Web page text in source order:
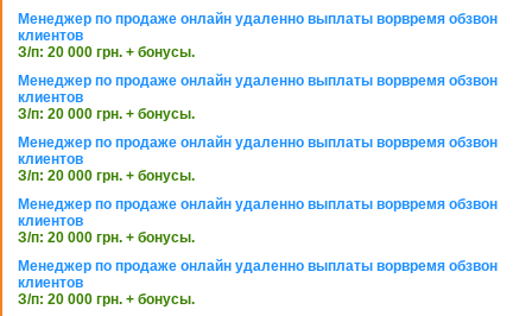
Менеджер по продаже онлайн удаленно выплаты ворвремя обзвон
клиентов
З/п: 20 000 грн. + бонусы.
Менеджер по продаже онлайн удаленно выплаты ворвремя обзвон
клиентов
З/п: 20 000 грн. + бонусы.
Менеджер по продаже онлайн удаленно выплаты ворвремя обзвон
клиентов
З/п: 20 000 грн. + бонусы.
Менеджер по продаже онлайн удаленно выплаты ворвремя обзвон
клиентов
З/п: 20 000 грн. + бонусы.
Менеджер по продаже онлайн удаленно выплаты ворвремя обзвон
клиентов
З/п: 20 000 грн. + бонусы.